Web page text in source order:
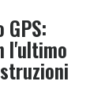
l'ultimo